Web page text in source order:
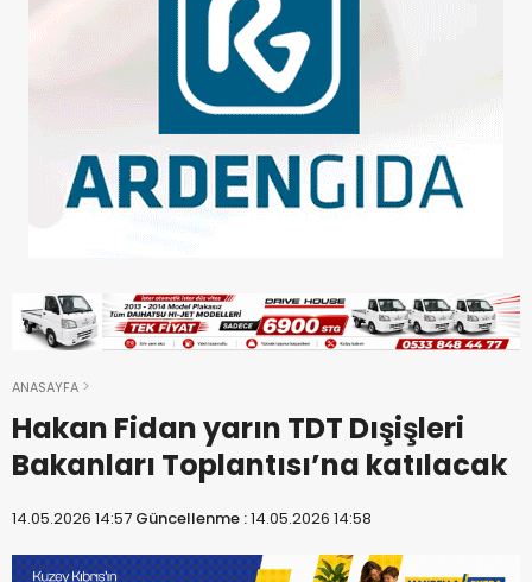
ANASAYFA
Hakan Fidan yarın TDT Dışişleri
Bakanları Toplantısı’na katılacak
14.05.2026 14:57 Güncellenme :14.05.2026 14:58